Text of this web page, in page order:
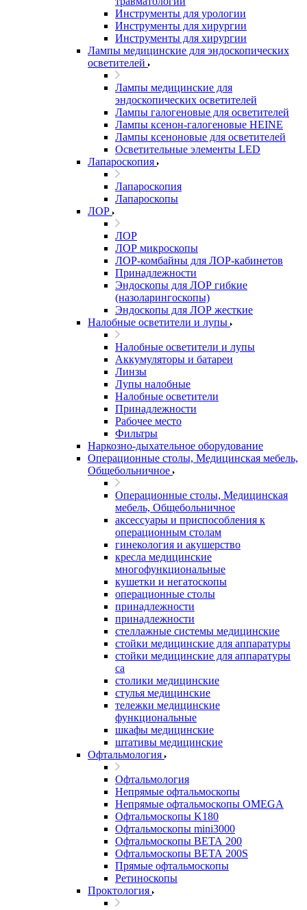
Инструменты для урологии
Инструменты для хирургии
Инструменты для хирургии
Лампы медицинские для эндоскопических
осветителей
Лампы медицинские для
эндоскопических осветителей
Лампы галогеновые для осветителей
Лампы ксенон-галогеновые HEINE
Лампы ксеноновые для осветителей
Осветительные элементы LED
Лапароскопия
Лапароскопия
Лапароскопы
ЛОР
ЛОР
ЛОР микроскопы
ЛОР-комбайны для ЛОР-кабинетов
Принадлежности
Эндоскопы для ЛОР гибкие
(назоларингоскопы)
Эндоскопы для ЛОР жесткие
Налобные осветители и лупы
Налобные осветители и лупы
Аккумуляторы и батареи
Линзы
Лупы налобные
Налобные осветители
Принадлежности
Рабочее место
Фильтры
Наркозно-дыхательное оборудование
Операционные столы, Медицинская мебель,
Общебольничное
Операционные столы, Медицинская
мебель, Общебольничное
аксессуары и приспособления к
операционным столам
гинекология и акушерство
кресла медицинские
многофункциональные
кушетки и негатоскопы
операционные столы
принадлежности
принадлежности
стеллажные системы медицинские
стойки медицинские для аппаратуры
стойки медицинские для аппаратуры
са
столики медицинские
стулья медицинские
тележки медицинские
функциональные
шкафы медицинские
штативы медицинские
Офтальмология
Офтальмология
Непрямые офтальмоскопы
Непрямые офтальмоскопы OMEGA
Офтальмоскопы K180
Офтальмоскопы mini3000
Офтальмоскопы ВЕТА 200
Офтальмоскопы ВЕТА 200S
Прямые офтальмоскопы
Ретиноскопы
Проктология